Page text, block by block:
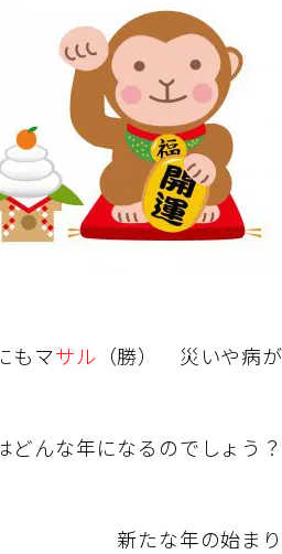
もマサル （勝） 災いや病が
どんな年になるのでしょう？
な年の始まりで